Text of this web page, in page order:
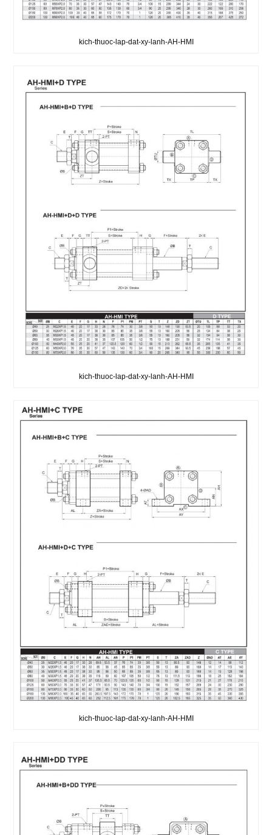
kich-thuoc-lap-dat-xy-lanh-AH-HMI
kich-thuoc-lap-dat-xy-lanh-AH-HMI
kich-thuoc-lap-dat-xy-lanh-AH-HMI